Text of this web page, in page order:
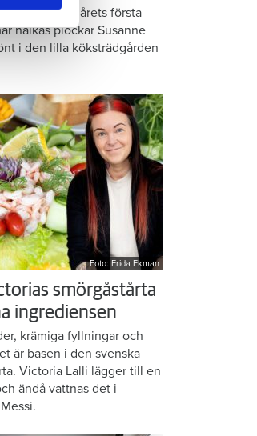
sallad och årets första
nalkas plockar Susanne
i den lilla köksträdgården
Foto: Frida Ekman
smörgåstårta
ingrediensen
krämiga fyllningar och
är basen i den svenska
Victoria Lalli lägger till en
ändå vattnas det i